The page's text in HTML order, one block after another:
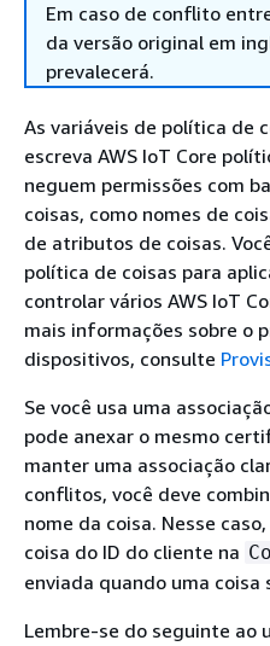
Em caso de conflito
da versão original em
prevalecerá.
As variáveis de política de
escreva AWS IoT Core
neguem permissões com
coisas, como nomes de
de atributos de coisas.
política de coisas para
controlar vários AWS IoT
mais informações sobre o
dispositivos, consulte
Se você usa uma
pode anexar o mesmo
manter uma associação
conflitos, você deve
nome da coisa. Nesse
coisa do ID do cliente na
enviada quando uma coisa
Lembre-se do seguinte ao